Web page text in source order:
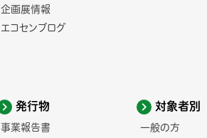
企画展情報
エコセンブログ
発行物
事業報告書
対象者別
一般の方